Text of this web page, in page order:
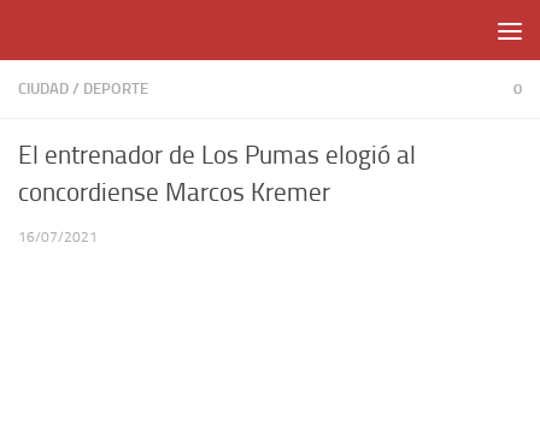
CIUDAD / DEPORTE 0
El entrenador de Los Pumas elogió al
concordiense Marcos Kremer
16/07/2021